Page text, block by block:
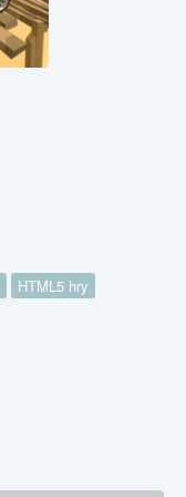
HTML5 hry